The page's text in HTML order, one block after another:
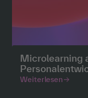
Microlearning
Weiterlesen